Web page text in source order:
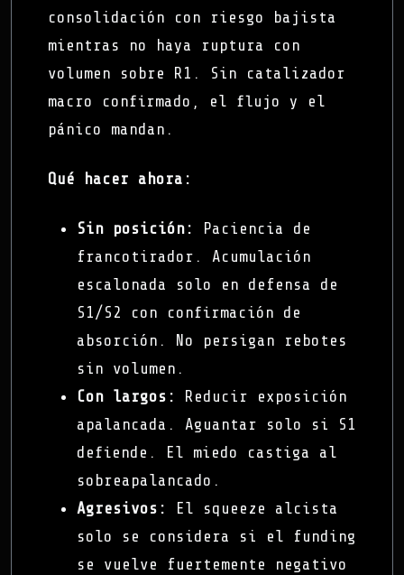
consolidación con riesgo bajista
mientras no haya ruptura con
volumen sobre R1. Sin catalizador
macro confirmado, el flujo y el
pánico mandan.
Qué hacer ahora:
Sin posición:
Paciencia de
francotirador. Acumulación
escalonada solo en defensa de
S1/S2 con confirmación de
absorción. No persigan rebotes
sin volumen.
Con largos:
Reducir exposición
apalancada. Aguantar solo si S1
defiende. El miedo castiga al
sobreapalancado.
Agresivos:
El squeeze alcista
solo se considera si el funding
se vuelve fuertemente negativo